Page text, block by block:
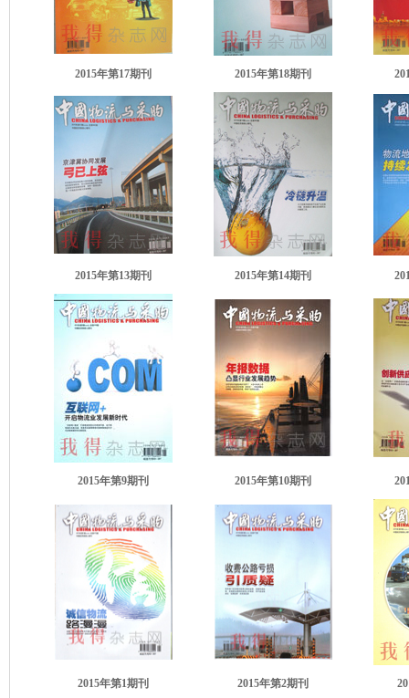
2015年第17期刊 2015年第18期刊
2015年第13期刊 2015年第14期刊
2015年第9期刊 2015年第10期刊
2015年第1期刊 2015年第2期刊